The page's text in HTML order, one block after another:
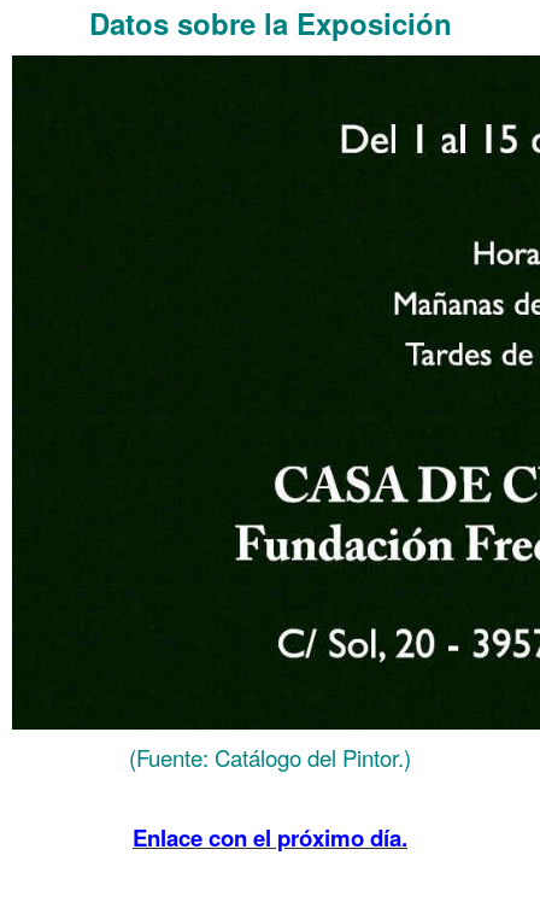
Datos sobre la Exposición
(Fuente: Catálogo del Pintor.)
Enlace con el próximo día.